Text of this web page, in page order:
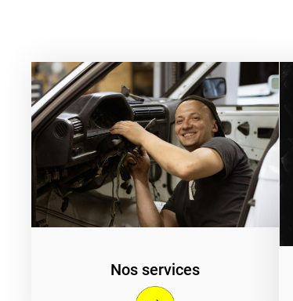
Nos services